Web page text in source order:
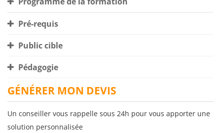
Pré-requis
Public cible
Pédagogie
GÉNÉRER MON DEVIS
Un conseiller vous rappelle sous 24h pour vous apporter une
solution personnalisée